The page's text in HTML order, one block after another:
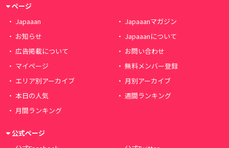
ページ
Japaaan
Japaaanマガジン
お知らせ
Japaaanについて
広告掲載について
お問い合わせ
マイページ
無料メンバー登録
エリア別アーカイブ
月別アーカイブ
本日の人気
週間ランキング
月間ランキング
公式ページ